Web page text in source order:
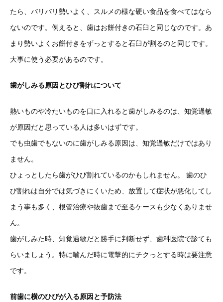
たら、バリバリ勢いよく、スルメの様な硬い食品を食べてはなら
ないのです。例えると、歯はお餅付きの石臼と同じなのです。あ
まり勢いよくお餅付きをずっとすると石臼が割るのと同じです。
大事に使う必要があるのです。
歯がしみる原因とひび割れについて
熱いものや冷たいものを口に入れると歯がしみるのは、知覚過敏
が原因だと思っている人は多いはずです。
でも虫歯でもないのに歯がしみる原因は、知覚過敏だけではあり
ません。
ひょっとしたら歯がひび割れているのかもしれません。 歯のひ
び割れは自分では気づきにくいため、放置して症状が悪化してし
まう事も多く、根管治療や抜歯まで至るケースも少なくありませ
ん。
歯がしみた時、知覚過敏だと勝手に判断せず、歯科医院で診ても
らいましょう。特に噛んだ時に電撃的にチクっとする時は要注意
です。
前歯に横のひびが入る原因と予防法